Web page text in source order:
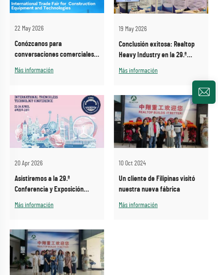
22 May 2026
Conózcanos para
conversaciones comerciales
Más información
19 May 2026
Conclusión exitosa: Realtop
Heavy Industry en la 29.ª
Internacional China de
(ITTC 2026)
Más información
20 Apr 2026
Asistiremos a la 29.ª
Conferencia y Exposición
Tecnología Sin Zanjas (ITTC
Más información
10 Oct 2024
Un cliente de Filipinas visitó
nuestra nueva fábrica
Más información